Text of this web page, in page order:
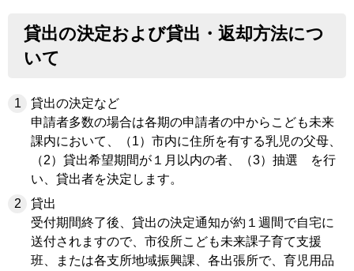
貸出の決定および貸出・返却方法につ
いて
貸出の決定など
申請者多数の場合は各期の申請者の中からこども未来
課内において、（1）市内に住所を有する乳児の父母、
（2）貸出希望期間が１月以内の者、（3）抽選 を行
い、貸出者を決定します。
貸出
受付期間終了後、貸出の決定通知が約１週間で自宅に
送付されますので、市役所こども未来課子育て支援
班、または各支所地域振興課、各出張所で、育児用品